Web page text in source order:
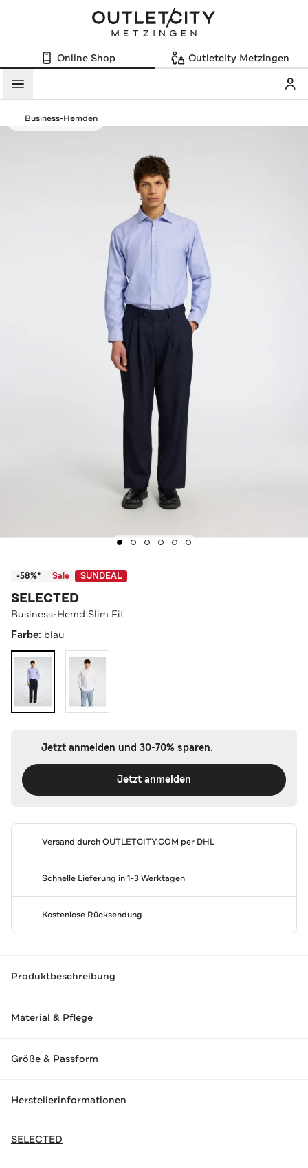
Online Shop Outletcity Metzingen
Menü
Business-Hemden
-58%* Sale SUNDEAL
SELECTED
Business-Hemd Slim Fit
Farbe: blau
Jetzt anmelden und 30-70% sparen.
Jetzt anmelden
Versand durchOUTLETCITY.COM per DHL
Schnelle Lieferung in 1-3 Werktagen
Kostenlose Rücksendung
Produktbeschreibung
Material & Pflege
Größe & Passform
Herstellerinformationen
SELECTED